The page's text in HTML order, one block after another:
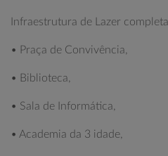
Infraestrutura de Lazer
• Praça de Convivência,
• Biblioteca,
• Sala de Informática,
• Academia da 3 idade,